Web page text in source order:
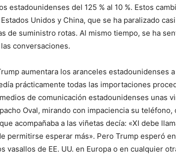
estadounidenses del 125 % al 10 %. Estos
Unidos y China, que se ha paralizado
de suministro rotas. Al mismo tiempo, se ha
conversaciones.
aumentara los aranceles estadounidenses
prácticamente todas las importaciones
de comunicación estadounidenses unas
Oval, mirando con impaciencia su teléfono,
acompañaba a las viñetas decía: «XI debe
permitirse esperar más». Pero Trump esperó
vasallos de EE. UU. en Europa o en cualquier